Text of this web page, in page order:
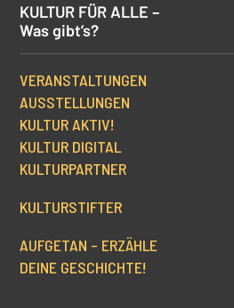
KULTUR FÜR ALLE –
Was gibt’s?
VERANSTALTUNGEN
AUSSTELLUNGEN
KULTUR AKTIV!
KULTUR DIGITAL
KULTURPARTNER
KULTURSTIFTER
AUFGETAN – ERZÄHLE
DEINE GESCHICHTE!